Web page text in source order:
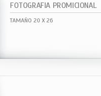
FOTOGRAFIA PROMICIONAL
TAMAÑO 20 X 26